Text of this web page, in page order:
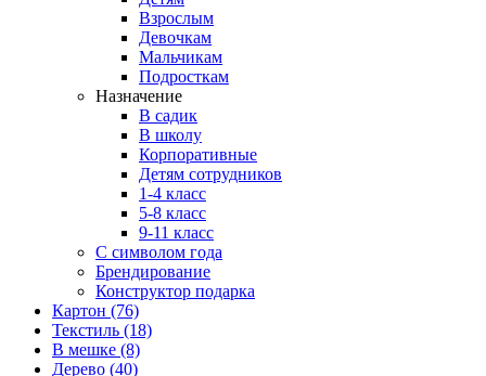
Взрослым
Девочкам
Мальчикам
Подросткам
Назначение
В садик
В школу
Корпоративные
Детям сотрудников
1-4 класс
5-8 класс
9-11 класс
С символом года
Брендирование
Конструктор подарка
Картон (76)
Текстиль (18)
В мешке (8)
Дерево (40)